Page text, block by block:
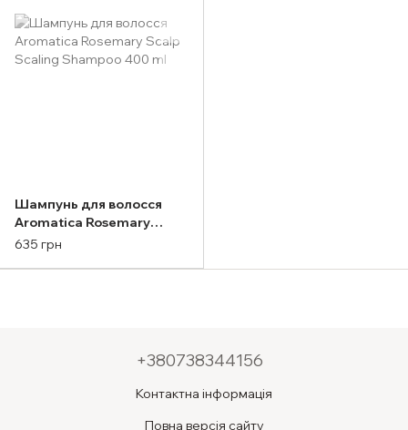
Шампунь для волосся
Aromatica Rosemary
Scalp Scaling Shampoo
635 грн
+380738344156
Контактна інформація
Повна версія сайту